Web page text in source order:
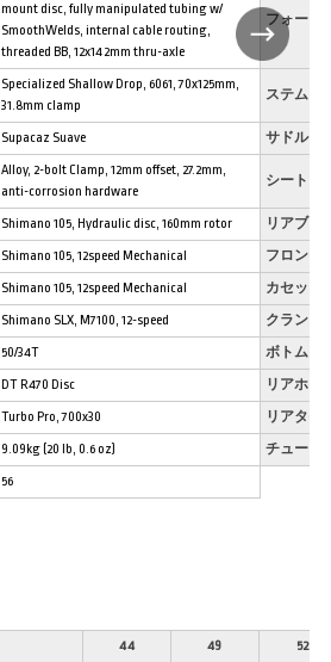
mount disc, fully manipulated tubing w/
SmoothWelds, internal cable routing,
threaded BB, 12x142mm thru-axle
フォーク
Specialized Shallow Drop, 6061, 70x125mm,
31.8mm clamp
ステム
Supacaz Suave サドル
Alloy, 2-bolt Clamp, 12mm offset, 27.2mm,
anti-corrosion hardware
シートク
Shimano 105, Hydraulic disc, 160mm rotor リアブレ
Shimano 105, 12speed Mechanical フロント
Shimano 105, 12speed Mechanical カセット
Shimano SLX, M7100, 12-speed クランク
50/34T ボトムブ
DT R470 Disc リアホイ
Turbo Pro, 700x30 リアタイ
9.09kg (20 lb, 0.6 oz) チューブ
56
44 49 52